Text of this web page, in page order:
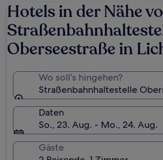
Hotels in der Nähe
Oberseestraße in
Wo soll’s hingehen?
Straßenbahnhaltestelle
Daten
So., 23. Aug. - Mo., 24. Aug.
Gäste